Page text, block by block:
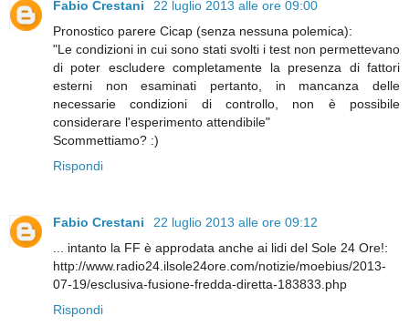
Fabio Crestani
22 luglio 2013 alle ore 09:00
Pronostico parere Cicap (senza nessuna polemica):
"Le condizioni in cui sono stati svolti i test non permettevano
di poter escludere completamente la presenza di fattori
esterni non esaminati pertanto, in mancanza delle
necessarie condizioni di controllo, non è possibile
considerare l'esperimento attendibile"
Scommettiamo? :)
Rispondi
Fabio Crestani
22 luglio 2013 alle ore 09:12
... intanto la FF è approdata anche ai lidi del Sole 24 Ore!:
http://www.radio24.ilsole24ore.com/notizie/moebius/2013-
07-19/esclusiva-fusione-fredda-diretta-183833.php
Rispondi